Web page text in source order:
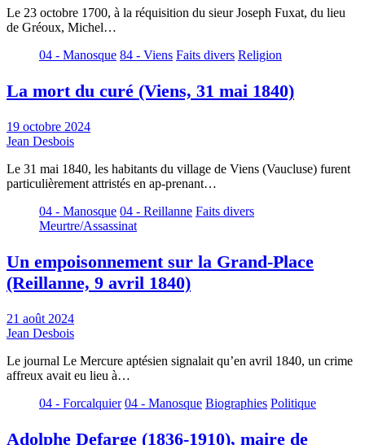
Le 23 octobre 1700, à la réquisition du sieur Joseph Fuxat, du lieu
de Gréoux, Michel…
04 - Manosque 84 - Viens Faits divers Religion
La mort du curé (Viens, 31 mai 1840)
19 octobre 2024
Jean Desbois
Le 31 mai 1840, les habitants du village de Viens (Vaucluse) furent
particulièrement attristés en ap-prenant…
04 - Manosque 04 - Reillanne Faits divers
Meurtre/Assassinat
Un empoisonnement sur la Grand-Place
(Reillanne, 9 avril 1840)
21 août 2024
Jean Desbois
Le journal Le Mercure aptésien signalait qu’en avril 1840, un crime
affreux avait eu lieu à…
04 - Forcalquier 04 - Manosque Biographies Politique
Adolphe Defarge (1836-1910), maire de